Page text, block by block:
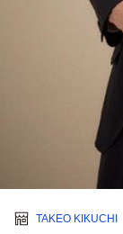
TAKEO KIKUCHI